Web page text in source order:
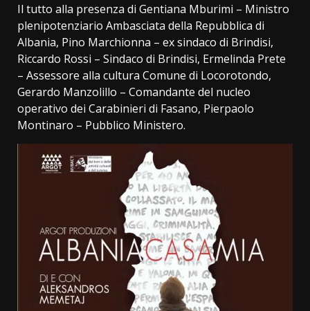
Il tutto alla presenza di Gentiana Mburimi – Ministro
plenipotenziario Ambasciata della Repubblica di
Albania, Pino Marchionna – ex sindaco di Brindisi,
Riccardo Rossi – Sindaco di Brindisi, Ermelinda Prete
– Assessore alla cultura Comune di Locorotondo,
Gerardo Manzolillo – Comandante del nucleo
operativo dei Carabinieri di Fasano, Pierpaolo
Montinaro – Pubblico Ministero.